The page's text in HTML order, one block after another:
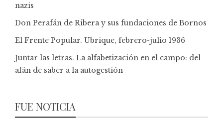
nazis
Don Perafán de Ribera y sus fundaciones de Bornos
El Frente Popular. Ubrique, febrero-julio 1936
Juntar las letras. La alfabetización en el campo: del
afán de saber a la autogestión
FUE NOTICIA